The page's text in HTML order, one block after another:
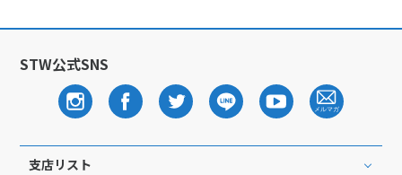
STW公式SNS
支店リスト